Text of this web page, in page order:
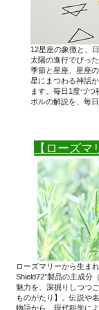
12星座の象徴と、
太陽の進行でぴっ
季節と星座、星座
星にまつわる神話
ます。毎日1度づつ
ボルの解説を、毎日
【ローズマ
ローズマリーから生ま
Shield72°製品の主成分
魅力を、深掘りしつつ
ものがたり】。伝説や
物語から、現代科学に